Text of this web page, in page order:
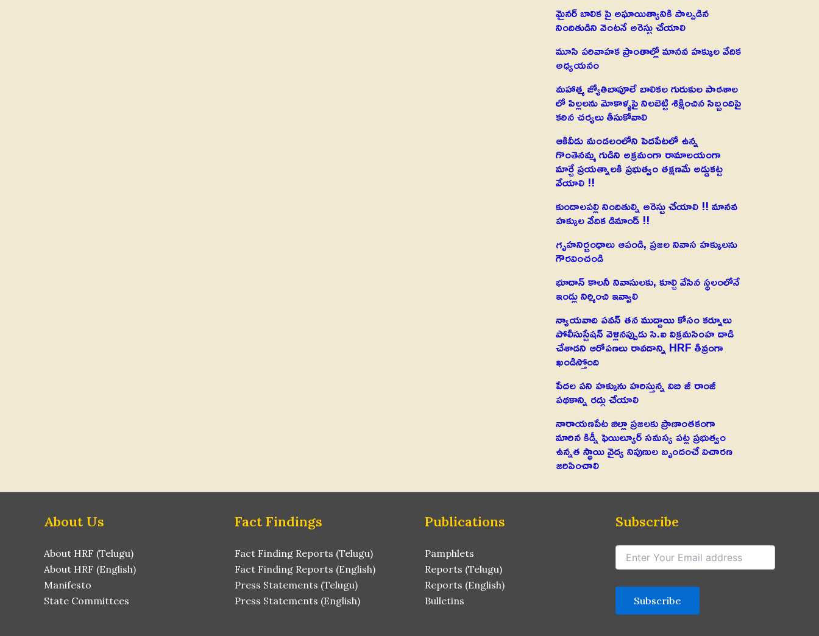
మైనర్ బాలిక పై అఘాయిత్యానికి పాల్పడిన
నిందితుడిని వెంటనే అరెస్టు చేయాలి
మూసి పరివాహక ప్రాంతాల్లో మానవ హక్కుల వేదిక
అధ్యయనం
మహాత్మ జ్యోతిబాపూలే బాలికల గురుకుల పాఠశాల
లో పిల్లలను మోకాళ్ళపై నిలబెట్టి శిక్షించిన సిబ్బందిపై
కఠిన చర్యలు తీసుకోవాలి
ఆకివీడు మండలంలోని పెదపేటలో ఉన్న
గొంతెనమ్మ గుడిని అక్రమంగా రామాలయంగా
మార్చే ప్రయత్నాలకి ప్రభుత్వం తక్షణమే అడ్డుకట్ట
వేయాలి !!
కుందాలపల్లి నిందితుల్ని అరెస్టు చేయాలి !! మానవ
హక్కుల వేదిక డిమాండ్ !!
గృహనిర్బంధాలు ఆపండి, ప్రజల నివాస హక్కులను
గౌరవించండి
భూదాన్ కాలనీ నివాసులకు, కూల్చి వేసిన స్థలంలోనే
ఇండ్లు నిర్మించి ఇవ్వాలి
న్యాయవాది పవన్ తన ముద్దాయి కోసం కర్నూలు
పోలీసుస్టేషన్ వెళ్లినప్పుడు సి.ఐ విక్రమసింహ దాడి
చేశాడని ఆరోపణలు రావడాన్ని HRF తీవ్రంగా
ఖండిస్తోంది
పేదల పని హక్కును హరిస్తున్న విబి జీ రాంజీ
పథకాన్ని రద్దు చేయాలి
నారాయణపేట జిల్లా ప్రజలకు ప్రాణాంతకంగా
మారిన కిడ్నీ ఫెయిల్యూర్ సమస్య పట్ల ప్రభుత్వం
ఉన్నత స్థాయి వైద్య నిపుణుల బృందంచే విచారణ
జరిపించాలి
About Us
About HRF (Telugu)
About HRF (English)
Manifesto
State Committees
Fact Findings
Fact Finding Reports (Telugu)
Fact Finding Reports (English)
Press Statements (Telugu)
Press Statements (English)
Publications
Pamphlets
Reports (Telugu)
Reports (English)
Bulletins
Subscribe